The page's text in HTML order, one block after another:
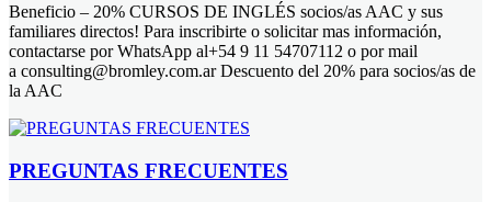
Beneficio – 20% CURSOS DE INGLÉS socios/as AAC y sus
familiares directos! Para inscribirte o solicitar mas información,
contactarse por WhatsApp al+54 9 11 54707112 o por mail
a consulting@bromley.com.ar Descuento del 20% para socios/as de
la AAC
PREGUNTAS FRECUENTES